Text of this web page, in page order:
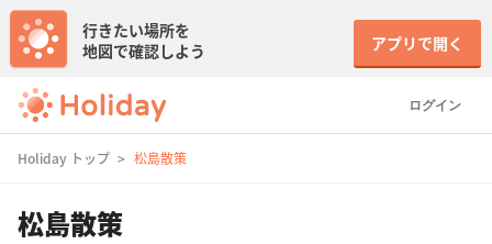
ログイン
行きたい場所を
地図で確認しよう
アプリで開く
Holiday トップ 松島散策
松島散策